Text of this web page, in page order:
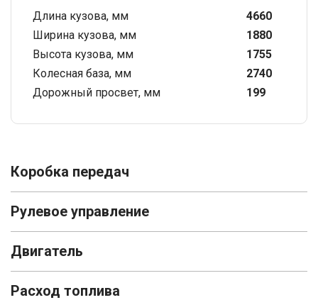
Длина кузова, мм
4660
Ширина кузова, мм
1880
Высота кузова, мм
1755
Колесная база, мм
2740
Дорожный просвет, мм
199
Коробка передач
Рулевое управление
Двигатель
Расход топлива